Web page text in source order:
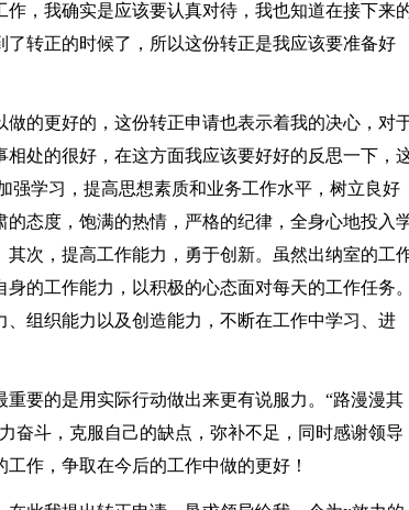
，我确实是应该要认真对待，我也知道在接下来
转正的时候了，所以这份转正是我应该要准备好
的更好的，这份转正申请也表示着我的决心，对
处的很好，在这方面我应该要好好的反思一下，
强学习，提高思想素质和业务工作水平，树立良好
态度，饱满的热情，严格的纪律，全身心地投入
次，提高工作能力，勇于创新。虽然出纳室的工
的工作能力，以积极的心态面对每天的工作任务。
组织能力以及创造能力，不断在工作中学习、进
要的是用实际行动做出来更有说服力。“路漫漫其
奋斗，克服自己的缺点，弥补不足，同时感谢领导
作，争取在今后的工作中做的更好！